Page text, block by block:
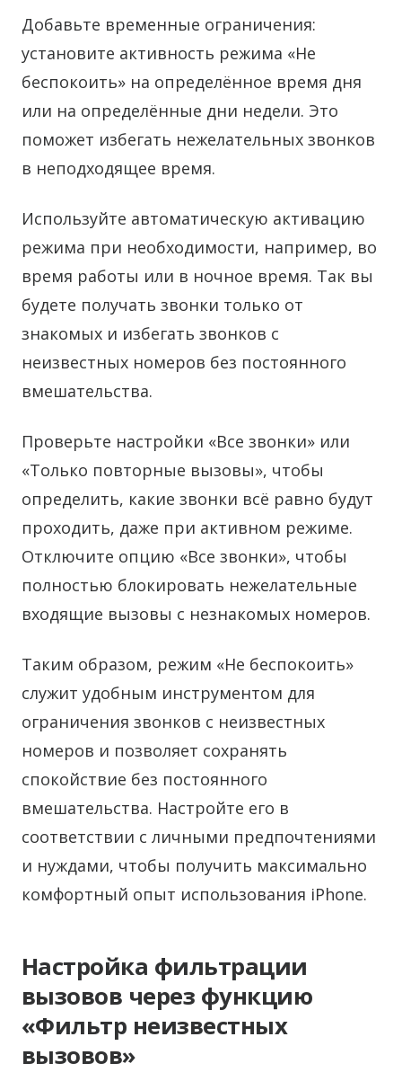
Добавьте временные ограничения:
установите активность режима «Не
беспокоить» на определённое время дня
или на определённые дни недели. Это
поможет избегать нежелательных звонков
в неподходящее время.
Используйте автоматическую активацию
режима при необходимости, например, во
время работы или в ночное время. Так вы
будете получать звонки только от
знакомых и избегать звонков с
неизвестных номеров без постоянного
вмешательства.
Проверьте настройки «Все звонки» или
«Только повторные вызовы», чтобы
определить, какие звонки всё равно будут
проходить, даже при активном режиме.
Отключите опцию «Все звонки», чтобы
полностью блокировать нежелательные
входящие вызовы с незнакомых номеров.
Таким образом, режим «Не беспокоить»
служит удобным инструментом для
ограничения звонков с неизвестных
номеров и позволяет сохранять
спокойствие без постоянного
вмешательства. Настройте его в
соответствии с личными предпочтениями
и нуждами, чтобы получить максимально
комфортный опыт использования iPhone.
Настройка фильтрации
вызовов через функцию
«Фильтр неизвестных
вызовов»